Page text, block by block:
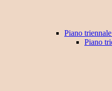
Piano
Piano